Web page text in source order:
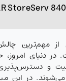
از مهم‌ترین
دنیای امروز،
و